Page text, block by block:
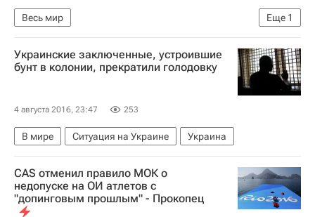
Еще 1
Весь мир
Спортивный арбитражный суд (CAS)
Украинские заключенные, устроившие
бунт в колонии, прекратили голодовку
4 августа 2016, 23:47 253
В мире Ситуация на Украине Украина
CAS отменил правило МОК о
недопуске на ОИ атлетов с
"допинговым прошлым" - Прокопец